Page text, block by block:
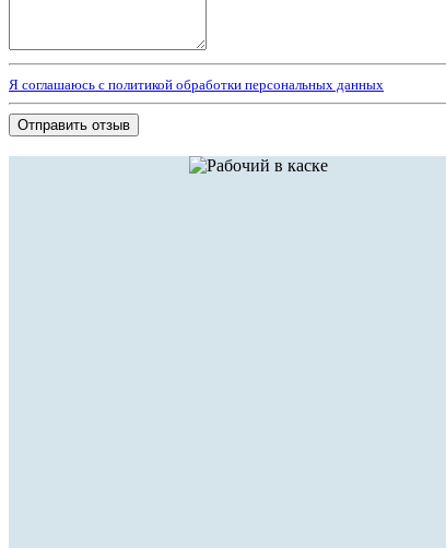
Я соглашаюсь с политикой обработки персональных данных
Отправить отзыв